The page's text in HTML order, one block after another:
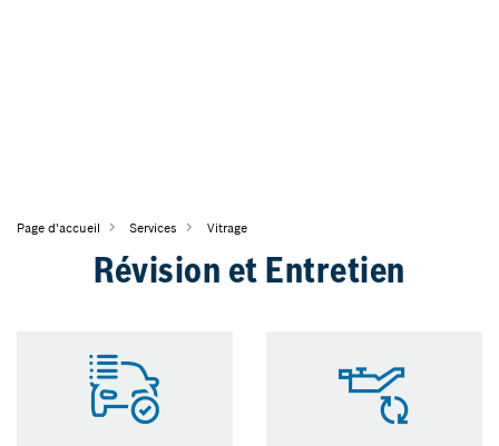
Page d'accueil Services Vitrage
Révision et Entretien